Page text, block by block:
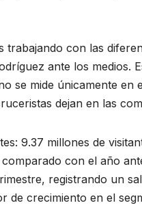
trabajando con las
ante los medios.
se mide únicamente
dejan en las
9.37 millones de
con el año
registrando un
de crecimiento en el